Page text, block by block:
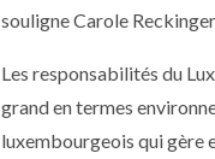
souligne Carole
Les responsabilités du
grand en termes
luxembourgeois qui gère